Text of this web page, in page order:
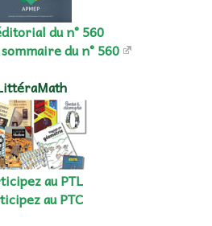
du n° 560
du n° 560
au PTL
au PTC